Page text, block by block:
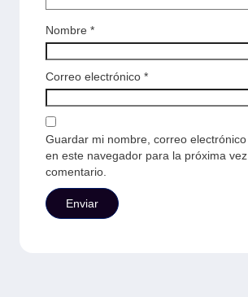
Nombre *
Correo electrónico *
Guardar mi nombre, correo
en este navegador para la próxima
comentario.